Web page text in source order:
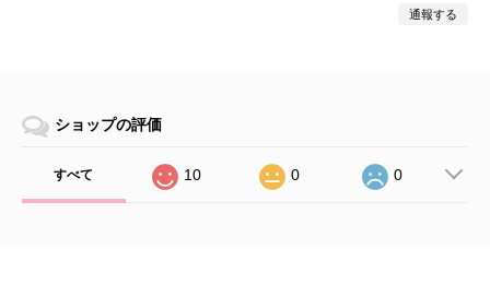
通報する
ショップの評価
すべて 10 0 0